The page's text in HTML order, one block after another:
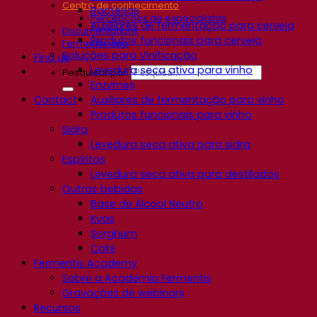
Centro de conhecimento
Percepções de especialistas
Documentations
Fermentis app
Find us
Pesquisar por:
Contact
Bactérias
Auxiliares de fermentação para cerveja
Produtos funcionais para cerveja
Soluções para Vinificação
Levedura seca ativa para vinho
Enzymes
Auxiliares de fermentação para vinho
Produtos funcionais para vinho
Sidra
Levedura seca ativa para sidra
Espíritos
Levedura seca ativa para destilados
Outras bebidas
Base de Álcool Neutro
Kvas
Sorghum
Café
Fermentis Academy
Sobre a Academia Fermentis
Gravações de webinars
Recursos